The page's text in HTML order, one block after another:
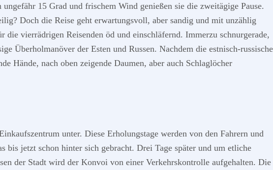
15 Grad und frischem Wind genießen sie die zweitägige Pause.
Doch die Reise geht erwartungsvoll, aber sandig und mit unzählig
vierrädrigen Reisenden öd und einschläfernd. Immerzu schnurgerade,
Überholmanöver der Esten und Russen. Nachdem die estnisch-russische
Hände, nach oben zeigende Daumen, aber auch Schlaglöcher
unter. Diese Erholungstage werden von den Fahrern und
jetzt schon hinter sich gebracht. Drei Tage später und um etliche
der Stadt wird der Konvoi von einer Verkehrskontrolle aufgehalten. Die